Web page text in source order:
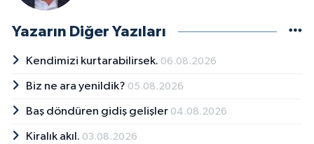
Yazarın Diğer Yazıları
Kendimizi kurtarabilirsek. 06.08.2026
Biz ne ara yenildik? 05.08.2026
Baş döndüren gidiş gelişler 04.08.2026
Kiralık akıl. 03.08.2026